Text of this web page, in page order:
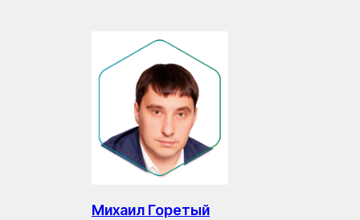
Михаил Горетый